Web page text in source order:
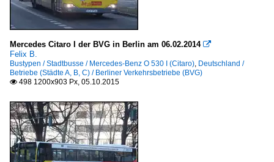
Mercedes Citaro I der BVG in Berlin am 06.02.2014 
Felix B.
Bustypen / Stadtbusse / Mercedes-Benz O 530 I (Citaro), Deutschland /
Betriebe (Städte A, B, C) / Berliner Verkehrsbetriebe (BVG)
 498 1200x903 Px, 05.10.2015